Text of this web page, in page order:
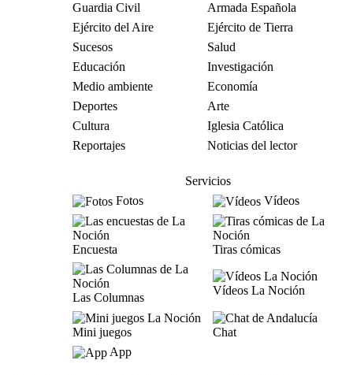
Guardia Civil
Armada Española
Ejército del Aire
Ejército de Tierra
Sucesos
Salud
Educación
Investigación
Medio ambiente
Economía
Deportes
Arte
Cultura
Iglesia Católica
Reportajes
Noticias del lector
Servicios
Fotos
Vídeos
Encuesta Tiras cómicas
Las Columnas
Vídeos La Noción
Mini juegos
Chat
App